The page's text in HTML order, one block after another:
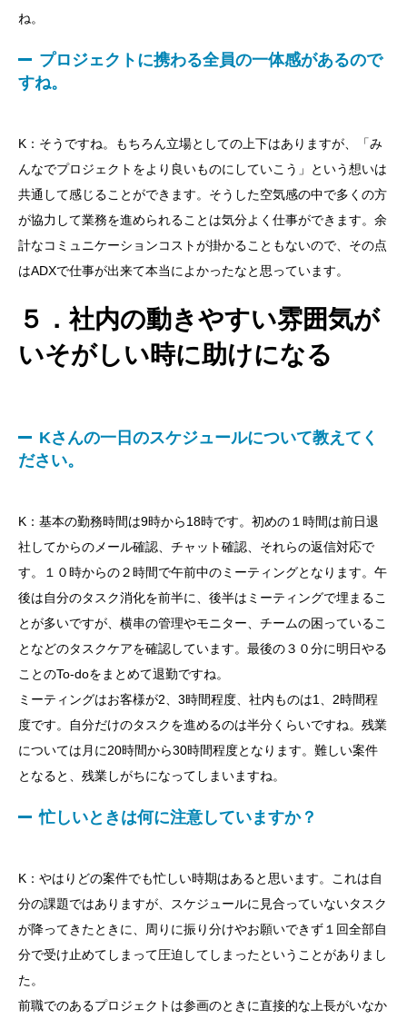
ね。
プロジェクトに携わる全員の一体感があるので
すね。
K：そうですね。もちろん立場としての上下はありますが、「み
んなでプロジェクトをより良いものにしていこう」という想いは
共通して感じることができます。そうした空気感の中で多くの方
が協力して業務を進められることは気分よく仕事ができます。余
計なコミュニケーションコストが掛かることもないので、その点
はADXで仕事が出来て本当によかったなと思っています。
５．社内の動きやすい雰囲気が
いそがしい時に助けになる
Kさんの一日のスケジュールについて教えてく
ださい。
K：基本の勤務時間は9時から18時です。初めの１時間は前日退
社してからのメール確認、チャット確認、それらの返信対応で
す。１０時からの２時間で午前中のミーティングとなります。午
後は自分のタスク消化を前半に、後半はミーティングで埋まるこ
とが多いですが、横串の管理やモニター、チームの困っているこ
となどのタスクケアを確認しています。最後の３０分に明日やる
ことのTo-doをまとめて退勤ですね。
ミーティングはお客様が2、3時間程度、社内ものは1、2時間程
度です。自分だけのタスクを進めるのは半分くらいですね。残業
については月に20時間から30時間程度となります。難しい案件
となると、残業しがちになってしまいますね。
忙しいときは何に注意していますか？
K：やはりどの案件でも忙しい時期はあると思います。これは自
分の課題ではありますが、スケジュールに見合っていないタスク
が降ってきたときに、周りに振り分けやお願いできず１回全部自
分で受け止めてしまって圧迫してしまったということがありまし
た。
前職でのあるプロジェクトは参画のときに直接的な上長がいなか